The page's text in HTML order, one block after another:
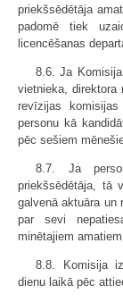
priekšsēdētāja
padomē tiek
licencēšanas
8.6. Ja
vietnieka, direktora
revīzijas komisijas
personu kā
pēc sešiem
8.7. Ja
priekšsēdētāja, tā
galvenā aktuāra un
par sevi
minētajiem amatiem.
8.8. Komisija
dienu laikā pēc